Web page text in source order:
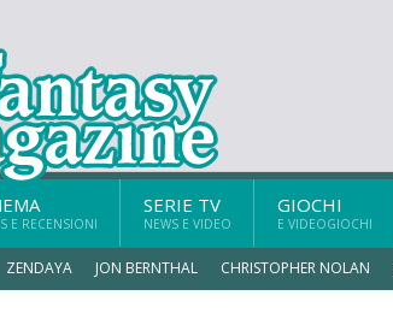
E RECENSIONI
SERIE TV
NEWS E VIDEO
GIOCHI
E VIDEOGIOCHI
ZENDAYA JON BERNTHAL CHRISTOPHER NOLAN